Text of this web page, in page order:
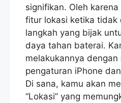
signifikan. Oleh
fitur lokasi ketika tidak
langkah yang bijak
daya tahan baterai.
melakukannya dengan
pengaturan iPhone
Di sana, kamu akan
“Lokasi” yang